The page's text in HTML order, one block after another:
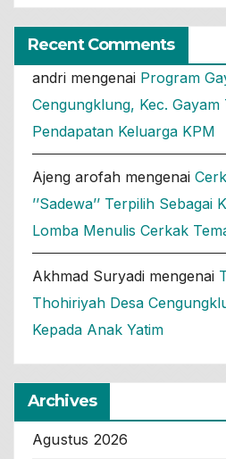
Recent Comments
andri mengenai Program
Cengungklung, Kec. Gayam
Pendapatan Keluarga KPM
Ajeng arofah mengenai
’’Sadewa’’ Terpilih
Lomba Menulis Cerkak
Akhmad Suryadi mengenai
Thohiriyah Desa
Kepada Anak Yatim
Archives
Agustus 2026